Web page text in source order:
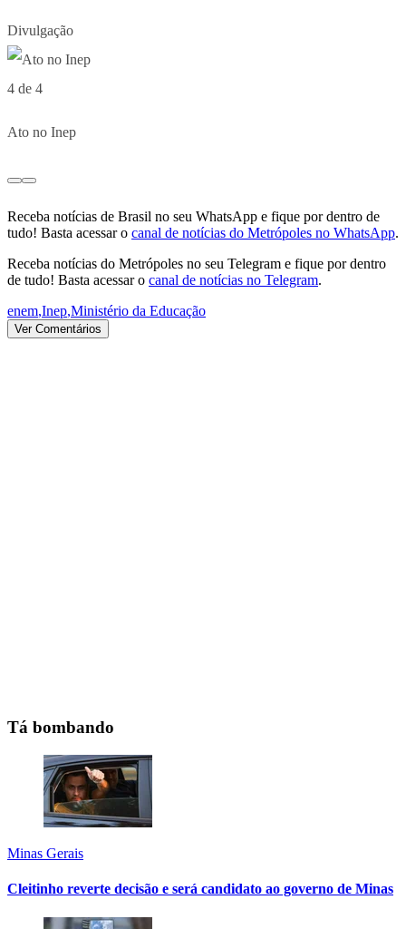
Divulgação
4 de 4
Ato no Inep
Receba notícias de Brasil no seu WhatsApp e fique por dentro de
tudo! Basta acessar o canal de notícias do Metrópoles no WhatsApp.
Receba notícias do Metrópoles no seu Telegram e fique por dentro
de tudo! Basta acessar o canal de notícias no Telegram.
enem,Inep,Ministério da Educação
Ver Comentários
Tá bombando
Minas Gerais
Cleitinho reverte decisão e será candidato ao governo de Minas